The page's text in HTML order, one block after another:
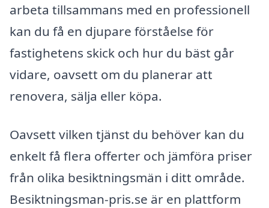
arbeta tillsammans med en professionell
kan du få en djupare förståelse för
fastighetens skick och hur du bäst går
vidare, oavsett om du planerar att
renovera, sälja eller köpa.
Oavsett vilken tjänst du behöver kan du
enkelt få flera offerter och jämföra priser
från olika besiktningsmän i ditt område.
Besiktningsman-pris.se är en plattform